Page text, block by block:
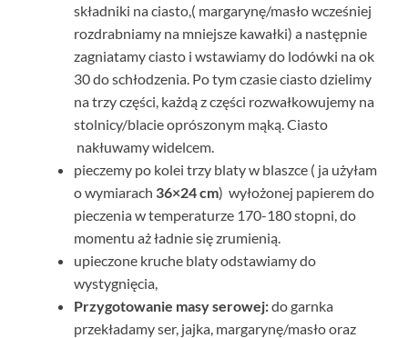
składniki na ciasto,( margarynę/masło wcześniej
rozdrabniamy na mniejsze kawałki) a następnie
zagniatamy ciasto i wstawiamy do lodówki na ok
30 do schłodzenia. Po tym czasie ciasto dzielimy
na trzy części, każdą z części rozwałkowujemy na
stolnicy/blacie oprószonym mąką. Ciasto
nakłuwamy widelcem.
pieczemy po kolei trzy blaty w blaszce ( ja użyłam
o wymiarach 36×24 cm) wyłożonej papierem do
pieczenia w temperaturze 170-180 stopni, do
momentu aż ładnie się zrumienią.
upieczone kruche blaty odstawiamy do
wystygnięcia,
Przygotowanie masy serowej:do garnka
przekładamy ser, jajka, margarynę/masło oraz